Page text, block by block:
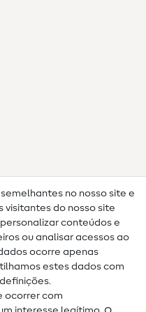
no nosso site e
visitantes do nosso site
conteúdos e
ou analisar acessos ao
ocorre apenas
estes dados com
ocorrer com